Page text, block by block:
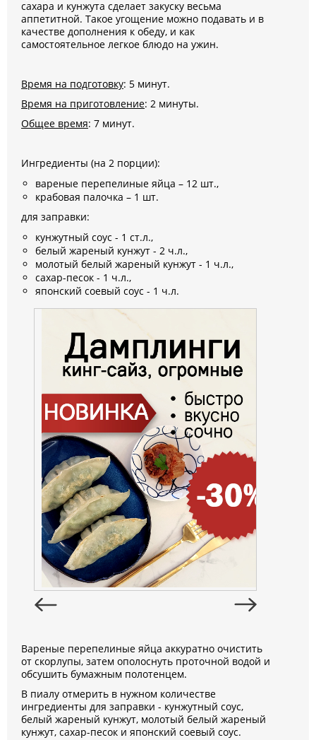
сахара и кунжута сделает закуску весьма
аппетитной. Такое угощение можно подавать и в
качестве дополнения к обеду, и как
самостоятельное легкое блюдо на ужин.
Время на подготовку: 5 минут.
Время на приготовление: 2 минуты.
Общее время: 7 минут.
Ингредиенты (на 2 порции):
вареные перепелиные яйца – 12 шт.,
крабовая палочка – 1 шт.
для заправки:
кунжутный соус - 1 ст.л.,
белый жареный кунжут - 2 ч.л.,
молотый белый жареный кунжут - 1 ч.л.,
сахар-песок - 1 ч.л.,
японский соевый соус - 1 ч.л.
Вареные перепелиные яйца аккуратно очистить
от скорлупы, затем ополоснуть проточной водой и
обсушить бумажным полотенцем.
В пиалу отмерить в нужном количестве
ингредиенты для заправки - кунжутный соус,
белый жареный кунжут, молотый белый жареный
кунжут, сахар-песок и японский соевый соус.